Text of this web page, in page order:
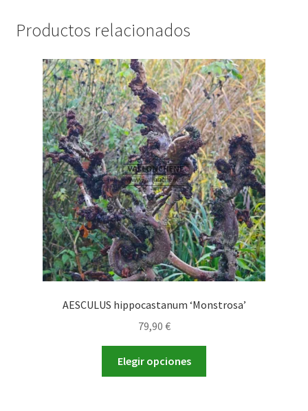
Productos relacionados
AESCULUS hippocastanum ‘Monstrosa’
79,90 €
Elegir opciones